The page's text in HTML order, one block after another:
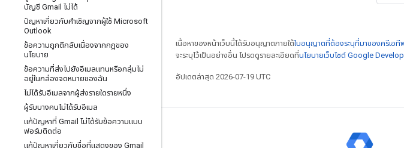
บัญชี Gmail ไม่ได้
ปัญหาเกี่ยวกับคำเชิญจากผู้ใช้ Microsoft
Outlook
ข้อความถูกตีกลับเนื่องจากกฎของ
นโยบาย
ข้อความที่ส่งไปยังอีเมลแทนหรือกลุ่มไม่
อยู่ในกล่องจดหมายของฉัน
ไม่ได้รับอีเมลจากผู้ส่งรายใดรายหนึ่ง
ผู้รับบางคนไม่ได้รับอีเมล
แก้ปัญหาที่ Gmail ไม่ได้รับข้อความแบบ
ฟอร์มติดต่อ
แก้ปัญหาเกี่ยวกับชื่อที่แสดงของ Gmail
เนื้อหาของหน้าเว็บนี้ได้รับอนุญาตภายใต้ใบอนุญาตที่ต้องระบุที่มาของครีเอ
จะระบุไว้เป็นอย่างอื่น โปรดดูรายละเอียดที่นโยบายเว็บไซต์ Google
อัปเดตล่าสุด 2026-07-19 UTC